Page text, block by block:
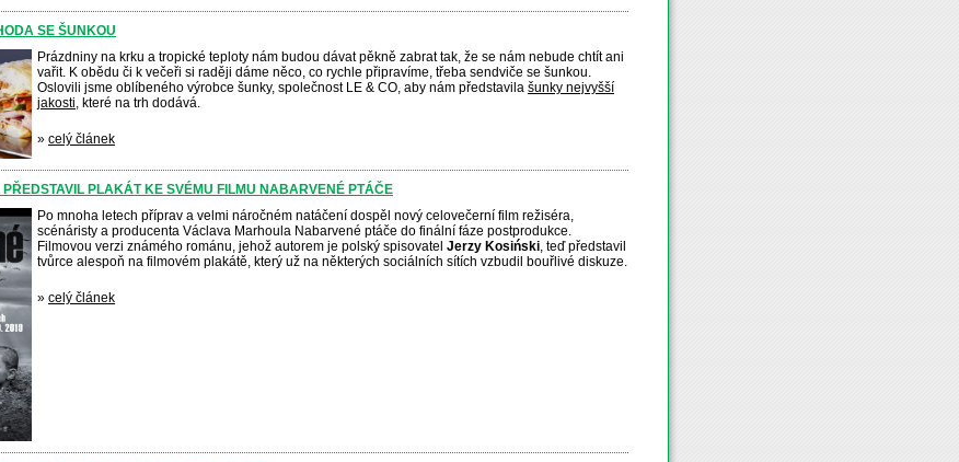
SE ŠUNKOU
Prázdniny na krku a tropické teploty nám budou dávat pěkně zabrat tak, že se nám nebude chtít ani
vařit. K obědu či k večeři si raději dáme něco, co rychle připravíme, třeba sendviče se šunkou.
Oslovili jsme oblíbeného výrobce šunky, společnost LE & CO, aby nám představila šunky nejvyšší
jakosti, které na trh dodává.
» celý článek
PLAKÁT KE SVÉMU FILMU NABARVENÉ PTÁČE
Po mnoha letech příprav a velmi náročném natáčení dospěl nový celovečerní film režiséra,
scénáristy a producenta Václava Marhoula Nabarvené ptáče do finální fáze postprodukce.
Filmovou verzi známého románu, jehož autorem je polský spisovatel Jerzy Kosiński, teď představil
tvůrce alespoň na filmovém plakátě, který už na některých sociálních sítích vzbudil bouřlivé diskuze.
» celý článek